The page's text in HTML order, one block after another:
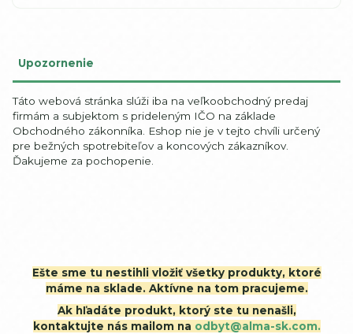
Upozornenie
Táto webová stránka slúži iba na veľkoobchodný predaj
firmám a subjektom s prideleným IČO na základe
Obchodného zákonníka. Eshop nie je v tejto chvíli určený
pre bežných spotrebiteľov a koncových zákazníkov.
Ďakujeme za pochopenie.
Ešte sme tu nestihli vložiť všetky produkty, ktoré
máme na sklade. Aktívne na tom pracujeme.
Ak hľadáte produkt, ktorý ste tu nenašli,
kontaktujte nás mailom na odbyt@alma-sk.com.